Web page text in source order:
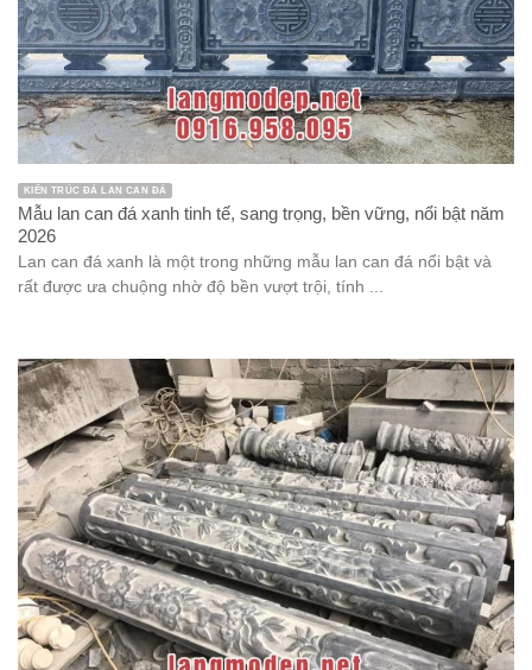
KIẾN TRÚC ĐÁ LAN CAN ĐÁ
Mẫu lan can đá xanh tinh tế, sang trọng, bền vững, nổi bật năm
2026
Lan can đá xanh là một trong những mẫu lan can đá nổi bật và
rất được ưa chuộng nhờ độ bền vượt trội, tính ...